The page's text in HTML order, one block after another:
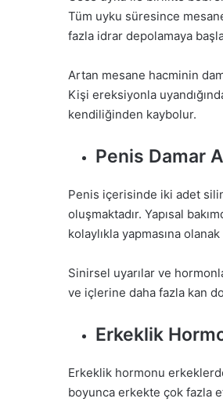
Tüm uyku süresince
fazla idrar depolamaya
Artan mesane hacminin
Kişi ereksiyonla
kendiliğinden kaybolur.
Penis Damar
Penis içerisinde iki adet
oluşmaktadır. Yapısal
kolaylıkla yapmasına olanak
Sinirsel uyarılar ve
ve içlerine daha fazla kan
Erkeklik
Erkeklik hormonu
boyunca erkekte çok fazla